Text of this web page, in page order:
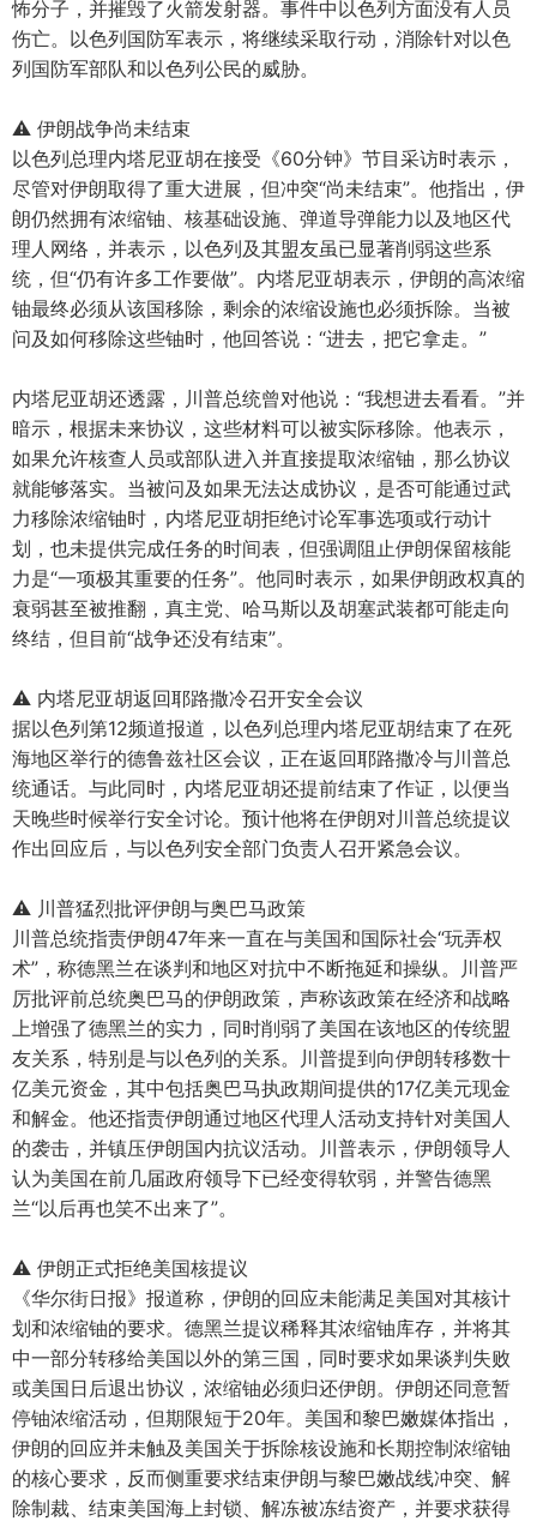
怖分子，并摧毁了火箭发射器。事件中以色列方面没有人员
伤亡。以色列国防军表示，将继续采取行动，消除针对以色
列国防军部队和以色列公民的威胁。
⚠️ 伊朗战争尚未结束
以色列总理内塔尼亚胡在接受《60分钟》节目采访时表示，
尽管对伊朗取得了重大进展，但冲突“尚未结束”。他指出，伊
朗仍然拥有浓缩铀、核基础设施、弹道导弹能力以及地区代
理人网络，并表示，以色列及其盟友虽已显著削弱这些系
统，但“仍有许多工作要做”。内塔尼亚胡表示，伊朗的高浓缩
铀最终必须从该国移除，剩余的浓缩设施也必须拆除。当被
问及如何移除这些铀时，他回答说：“进去，把它拿走。”
内塔尼亚胡还透露，川普总统曾对他说：“我想进去看看。”并
暗示，根据未来协议，这些材料可以被实际移除。他表示，
如果允许核查人员或部队进入并直接提取浓缩铀，那么协议
就能够落实。当被问及如果无法达成协议，是否可能通过武
力移除浓缩铀时，内塔尼亚胡拒绝讨论军事选项或行动计
划，也未提供完成任务的时间表，但强调阻止伊朗保留核能
力是“一项极其重要的任务”。他同时表示，如果伊朗政权真的
衰弱甚至被推翻，真主党、哈马斯以及胡塞武装都可能走向
终结，但目前“战争还没有结束”。
⚠️ 内塔尼亚胡返回耶路撒冷召开安全会议
据以色列第12频道报道，以色列总理内塔尼亚胡结束了在死
海地区举行的德鲁兹社区会议，正在返回耶路撒冷与川普总
统通话。与此同时，内塔尼亚胡还提前结束了作证，以便当
天晚些时候举行安全讨论。预计他将在伊朗对川普总统提议
作出回应后，与以色列安全部门负责人召开紧急会议。
⚠️ 川普猛烈批评伊朗与奥巴马政策
川普总统指责伊朗47年来一直在与美国和国际社会“玩弄权
术”，称德黑兰在谈判和地区对抗中不断拖延和操纵。川普严
厉批评前总统奥巴马的伊朗政策，声称该政策在经济和战略
上增强了德黑兰的实力，同时削弱了美国在该地区的传统盟
友关系，特别是与以色列的关系。川普提到向伊朗转移数十
亿美元资金，其中包括奥巴马执政期间提供的17亿美元现金
和解金。他还指责伊朗通过地区代理人活动支持针对美国人
的袭击，并镇压伊朗国内抗议活动。川普表示，伊朗领导人
认为美国在前几届政府领导下已经变得软弱，并警告德黑
兰“以后再也笑不出来了”。
⚠️ 伊朗正式拒绝美国核提议
《华尔街日报》报道称，伊朗的回应未能满足美国对其核计
划和浓缩铀的要求。德黑兰提议稀释其浓缩铀库存，并将其
中一部分转移给美国以外的第三国，同时要求如果谈判失败
或美国日后退出协议，浓缩铀必须归还伊朗。伊朗还同意暂
停铀浓缩活动，但期限短于20年。美国和黎巴嫩媒体指出，
伊朗的回应并未触及美国关于拆除核设施和长期控制浓缩铀
的核心要求，反而侧重要求结束伊朗与黎巴嫩战线冲突、解
除制裁、结束美国海上封锁、解冻被冻结资产，并要求获得